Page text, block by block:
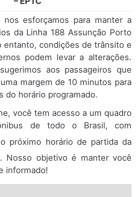
nos esforçamos para manter a
da Linha 188 Assunção Porto
entanto, condições de trânsito e
podem levar a alterações.
aos passageiros que
margem de 10 minutos para
do horário programado.
você tem acesso a um quadro
de todo o Brasil, com
próximo horário de partida da
Nosso objetivo é manter você
informado!